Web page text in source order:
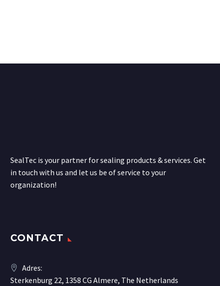
SealTec is your partner for sealing products & services. Get
in touch with us and let us be of service to your
organization!
CONTACT
Adres:
Sterkenburg 22, 1358 CG Almere, The Netherlands